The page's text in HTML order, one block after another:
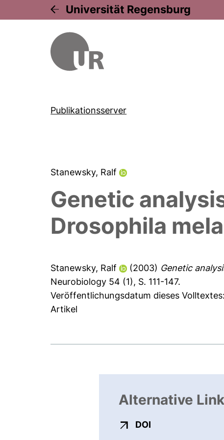
Universität Regensburg
Publikationsserver
Stanewsky, Ralf
Genetic
Drosophila
Stanewsky, Ralf (2003) Genetic
Neurobiology 54 (1), S. 111-147.
Veröffentlichungsdatum dieses
Artikel
Alternative
DOI